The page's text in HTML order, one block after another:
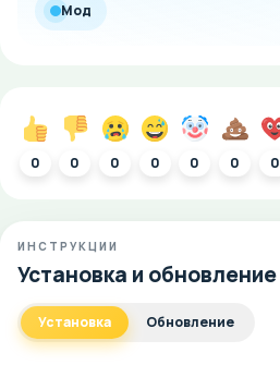
Мод
0 0 0 0 0 0 0
ИНСТРУКЦИИ
Установка и обновление
Установка Обновление